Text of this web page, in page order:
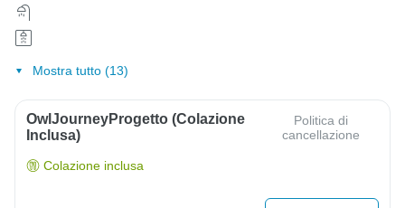
Mostra tutto (13)
OwlJourneyProgetto (colazione
Inclusa)
Politica di
cancellazione
Colazione inclusa